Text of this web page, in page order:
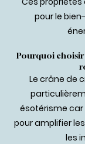
pour le
Pourquoi choisir
Le crâne de
ésotérisme
pour amplifier
les